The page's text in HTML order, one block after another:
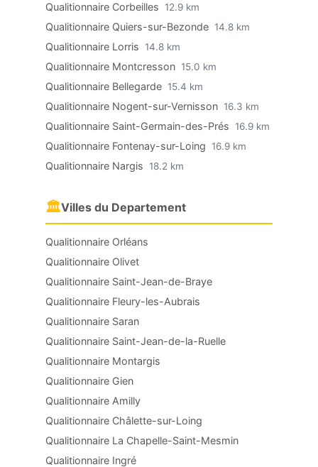
Qualitionnaire Corbeilles 12.9 km
Qualitionnaire Quiers-sur-Bezonde 14.8 km
Qualitionnaire Lorris 14.8 km
Qualitionnaire Montcresson 15.0 km
Qualitionnaire Bellegarde 15.4 km
Qualitionnaire Nogent-sur-Vernisson 16.3 km
Qualitionnaire Saint-Germain-des-Prés 16.9 km
Qualitionnaire Fontenay-sur-Loing 16.9 km
Qualitionnaire Nargis 18.2 km
🏛Villes du Departement
Qualitionnaire Orléans
Qualitionnaire Olivet
Qualitionnaire Saint-Jean-de-Braye
Qualitionnaire Fleury-les-Aubrais
Qualitionnaire Saran
Qualitionnaire Saint-Jean-de-la-Ruelle
Qualitionnaire Montargis
Qualitionnaire Gien
Qualitionnaire Amilly
Qualitionnaire Châlette-sur-Loing
Qualitionnaire La Chapelle-Saint-Mesmin
Qualitionnaire Ingré